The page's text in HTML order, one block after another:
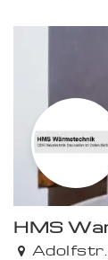
HMS
Adolfstr.